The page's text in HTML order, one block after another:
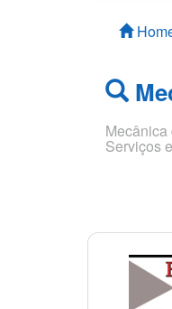
Serviços